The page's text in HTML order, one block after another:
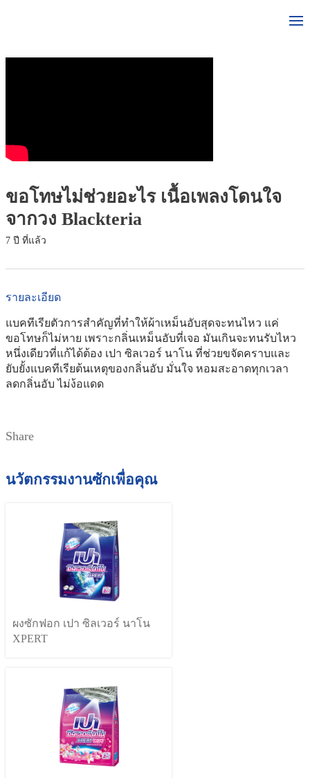
ขอโทษไม่ช่วยอะไร เนื้อเพลงโดนใจ
จากวง Blackteria
7 ปี ที่แล้ว
รายละเอียด
แบคทีเรียตัวการสำคัญที่ทำให้ผ้าเหม็นอับสุดจะทนไหว แค่
ขอโทษก็ไม่หาย เพราะกลิ่นเหม็นอับที่เจอ มันเกินจะทนรับไหว
หนึ่งเดียวที่แก้ได้ต้อง เปา ซิลเวอร์ นาโน ที่ช่วยขจัดคราบและ
ยับยั้งแบคทีเรียต้นเหตุของกลิ่นอับ มั่นใจ หอมสะอาดทุกเวลา
ลดกลิ่นอับ ไม่ง้อแดด
Share
นวัตกรรมงานซักเพื่อคุณ
ผงซักฟอก เปา ซิลเวอร์ นาโน
XPERT